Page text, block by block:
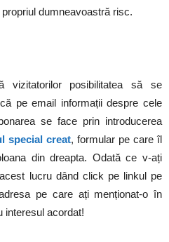
dumneavoastră risc.
vizitatorilor posibilitatea să se
pe email informații despre cele
se face prin introducerea
special creat, formular pe care îl
din dreapta. Odată ce v-ați
lucru dând click pe linkul pe
pe care ați menționat-o în
interesul acordat!